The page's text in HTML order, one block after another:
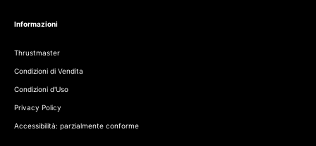
Informazioni
Thrustmaster
Condizioni di Vendita
Condizioni d'Uso
Privacy Policy
Accessibilità: parzialmente conforme